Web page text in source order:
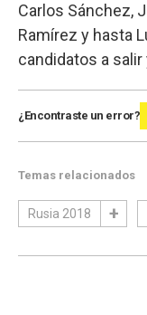
Carlos Sánchez,
Ramírez y hasta
candidatos a salir
¿Encontraste un error?
Temas relacionados
Rusia 2018